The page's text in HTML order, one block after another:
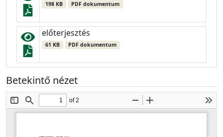
198 KB PDF dokumentum
előterjesztés
61 KB PDF dokumentum
Betekintő nézet